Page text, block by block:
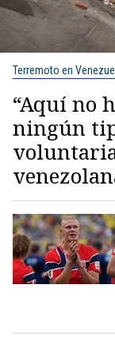
Terremoto en
“Aquí no
ningún